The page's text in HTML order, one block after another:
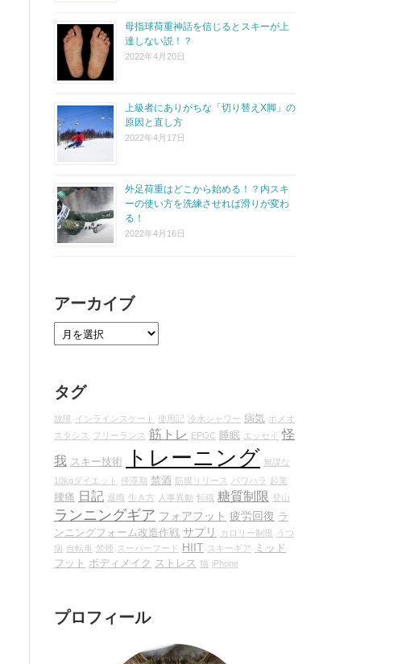
母指球荷重神話を信じるとスキーが上
達しない説！？
2022年4月20日
上級者にありがちな「切り替えX脚」の
原因と直し方
2022年4月17日
外足荷重はどこから始める！？内スキ
ーの使い方を洗練させれば滑りが変わ
る！
2022年4月16日
アーカイブ
タグ
故障 インラインスケート 使用記 冷水シャワー 病気 ホメオ
スタシス フリーランス 筋トレ EPOC 睡眠 エッセイ 怪
我 スキー技術 トレーニング 無謀な
10kgダイエット
停滞期 禁酒 筋膜リリース パワハラ 起業
腰痛 日記 退職 生き方 人事異動 転職 糖質制限 登山
ランニングギア フォアフット 疲労回復 ラ
ンニングフォーム改造作戦 サプリ カロリー制限
うつ
病 自転車 禁煙 スーパーフード HIIT スキーギア
ミッド
フット ボディメイク ストレス 猫 iPhone
プロフィール